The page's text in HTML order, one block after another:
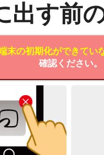
出す前
の初期化ができてい
確認ください。